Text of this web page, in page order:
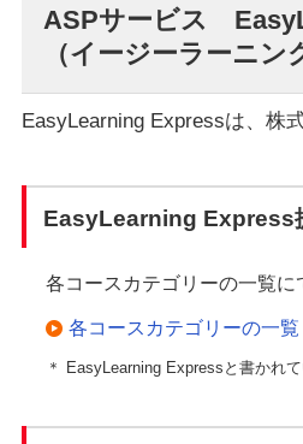
ASPサービス
（イージーラーニン
EasyLearning Expressは、株
EasyLearning Express
各コースカテゴリーの一覧に
各コースカテゴリーの一覧
＊ EasyLearning Expressと書かれ